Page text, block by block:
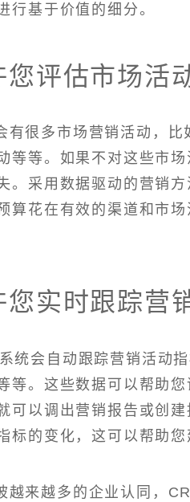
行基于价值的细分。
评估市场活
有很多市场营销活动，
等等。如果不对这些市
。采用数据驱动的营销
算花在有效的渠道和市
您实时跟踪营
统会自动跟踪营销活动
等。这些数据可以帮助
可以调出营销报告或创
标的变化，这可以帮助
越来越多的企业认同，